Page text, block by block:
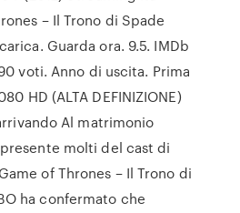
– Il Trono di Spade
Guarda ora. 9.5. IMDb
voti. Anno di uscita. Prima
HD (ALTA DEFINIZIONE)
Al matrimonio
molti del cast di
of Thrones – Il Trono di
ha confermato che